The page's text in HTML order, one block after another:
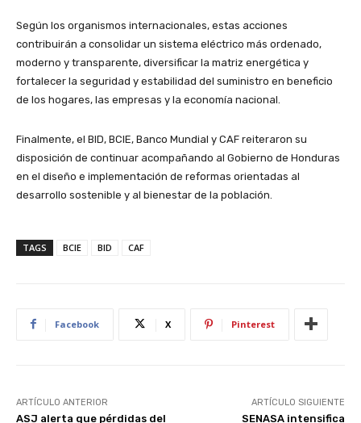
Según los organismos internacionales, estas acciones
contribuirán a consolidar un sistema eléctrico más ordenado,
moderno y transparente, diversificar la matriz energética y
fortalecer la seguridad y estabilidad del suministro en beneficio
de los hogares, las empresas y la economía nacional.
Finalmente, el BID, BCIE, Banco Mundial y CAF reiteraron su
disposición de continuar acompañando al Gobierno de Honduras
en el diseño e implementación de reformas orientadas al
desarrollo sostenible y al bienestar de la población.
TAGS BCIE BID CAF
Facebook X Pinterest
ARTÍCULO ANTERIOR
ASJ alerta que pérdidas del
ARTÍCULO SIGUIENTE
SENASA intensifica